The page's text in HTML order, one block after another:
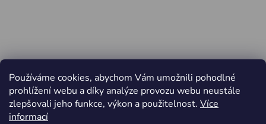
Používáme cookies, abychom Vám umožnili pohodlné
prohlížení webu a díky analýze provozu webu neustále
zlepšovali jeho funkce, výkon a použitelnost. Více
informací